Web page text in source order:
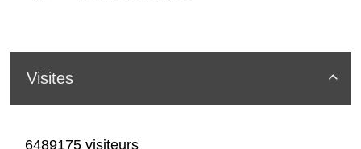

Visites
6489175 visiteurs